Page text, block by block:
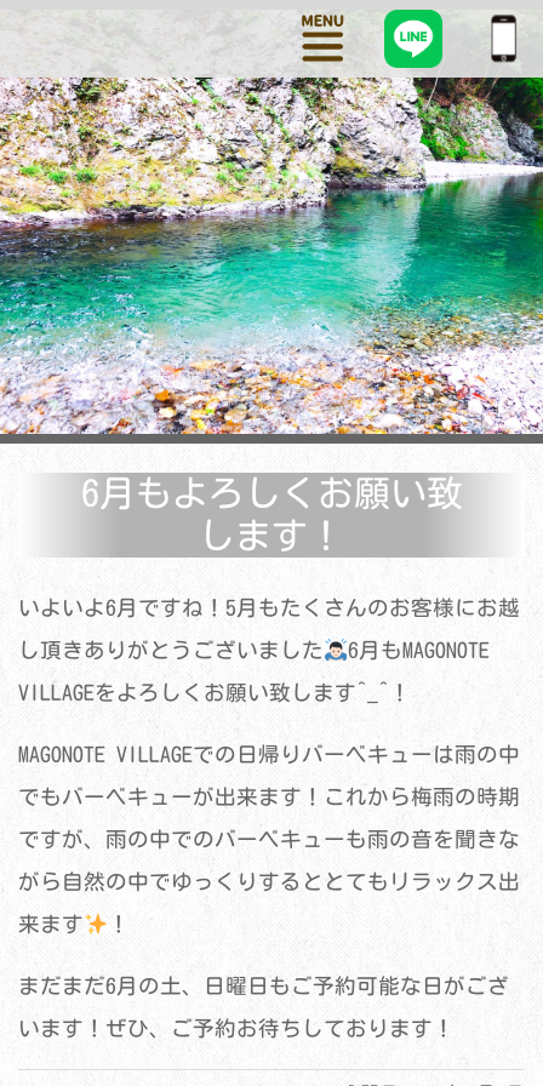
6月もよろしくお願い致
します！
いよいよ6月ですね！5月もたくさんのお客様にお越
し頂きありがとうございました 6月もMAGONOTE
VILLAGEをよろしくお願い致します^_^！
MAGONOTE VILLAGEでの日帰りバーベキューは雨の中
でもバーベキューが出来ます！これから梅雨の時期
ですが、雨の中でのバーベキューも雨の音を聞きな
がら自然の中でゆっくりするととてもリラックス出
来ます ！
まだまだ6月の土、日曜日もご予約可能な日がござ
います！ぜひ、ご予約お待ちしております！